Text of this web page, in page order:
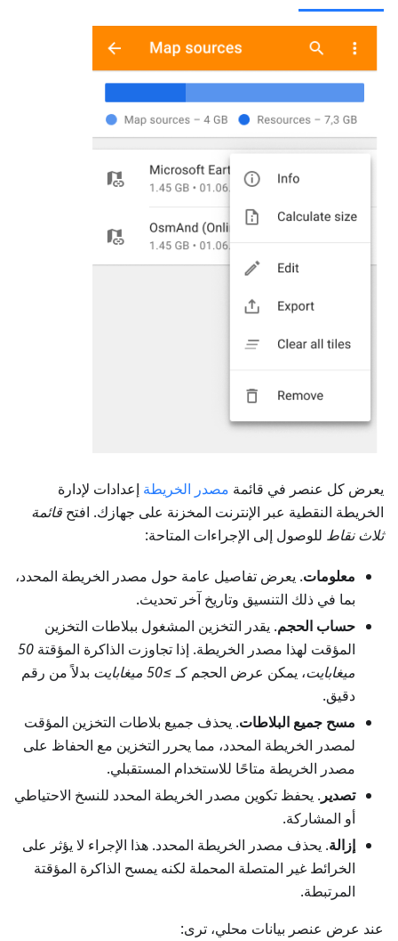
يعرض كل عنصر في قائمة مصدر الخريطة إعدادات لإدارة
الخريطة النقطية عبر الإنترنت المخزنة على جهازك. افتح قائمة
ثلاث نقاط للوصول إلى الإجراءات المتاحة:
معلومات. يعرض تفاصيل عامة حول مصدر الخريطة المحدد،
بما في ذلك التنسيق وتاريخ آخر تحديث.
حساب الحجم. يقدر التخزين المشغول ببلاطات التخزين
المؤقت لهذا مصدر الخريطة. إذا تجاوزت الذاكرة المؤقتة 50
ميغابايت، يمكن عرض الحجم كـ≥50 ميغابايت
بدلاً من رقم
دقيق.
مسح جميع البلاطات. يحذف جميع بلاطات التخزين المؤقت
لمصدر الخريطة المحدد، مما يحرر التخزين مع الحفاظ على
مصدر الخريطة متاحًا للاستخدام المستقبلي.
تصدير . يحفظ تكوين مصدر الخريطة المحدد للنسخ الاحتياطي
أو المشاركة.
إزالة. يحذف مصدر الخريطة المحدد. هذا الإجراء لا يؤثر على
الخرائط غير المتصلة المحملة لكنه يمسح الذاكرة المؤقتة
المرتبطة.
عند عرض عنصر بيانات محلي، ترى: